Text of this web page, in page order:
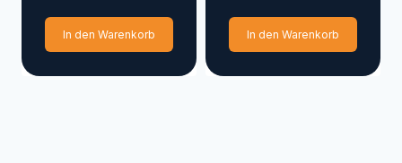
Aqua Forte
ALBA KRAPF
In den Warenkorb In den Warenkorb